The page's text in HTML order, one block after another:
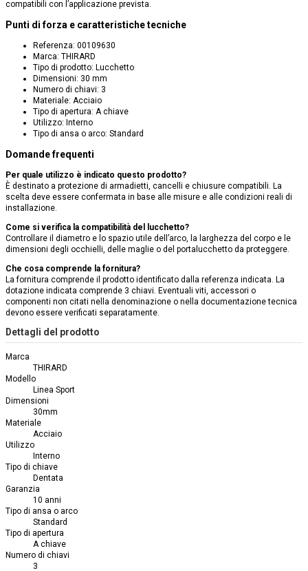
compatibili con l’applicazione prevista.
Punti di forza e caratteristiche tecniche
Referenza: 00109630
Marca: THIRARD
Tipo di prodotto: Lucchetto
Dimensioni: 30 mm
Numero di chiavi: 3
Materiale: Acciaio
Tipo di apertura: A chiave
Utilizzo: Interno
Tipo di ansa o arco: Standard
Domande frequenti
Per quale utilizzo è indicato questo prodotto?
È destinato a protezione di armadietti, cancelli e chiusure compatibili. La
scelta deve essere confermata in base alle misure e alle condizioni reali di
installazione.
Come si verifica la compatibilità del lucchetto?
Controllare il diametro e lo spazio utile dell’arco, la larghezza del corpo e le
dimensioni degli occhielli, delle maglie o del portalucchetto da proteggere.
Che cosa comprende la fornitura?
La fornitura comprende il prodotto identificato dalla referenza indicata. La
dotazione indicata comprende 3 chiavi. Eventuali viti, accessori o
componenti non citati nella denominazione o nella documentazione tecnica
devono essere verificati separatamente.
Dettagli del prodotto
Marca
THIRARD
Modello
Linea Sport
Dimensioni
30mm
Materiale
Acciaio
Utilizzo
Interno
Tipo di chiave
Dentata
Garanzia
10 anni
Tipo di ansa o arco
Standard
Tipo di apertura
A chiave
Numero di chiavi
3